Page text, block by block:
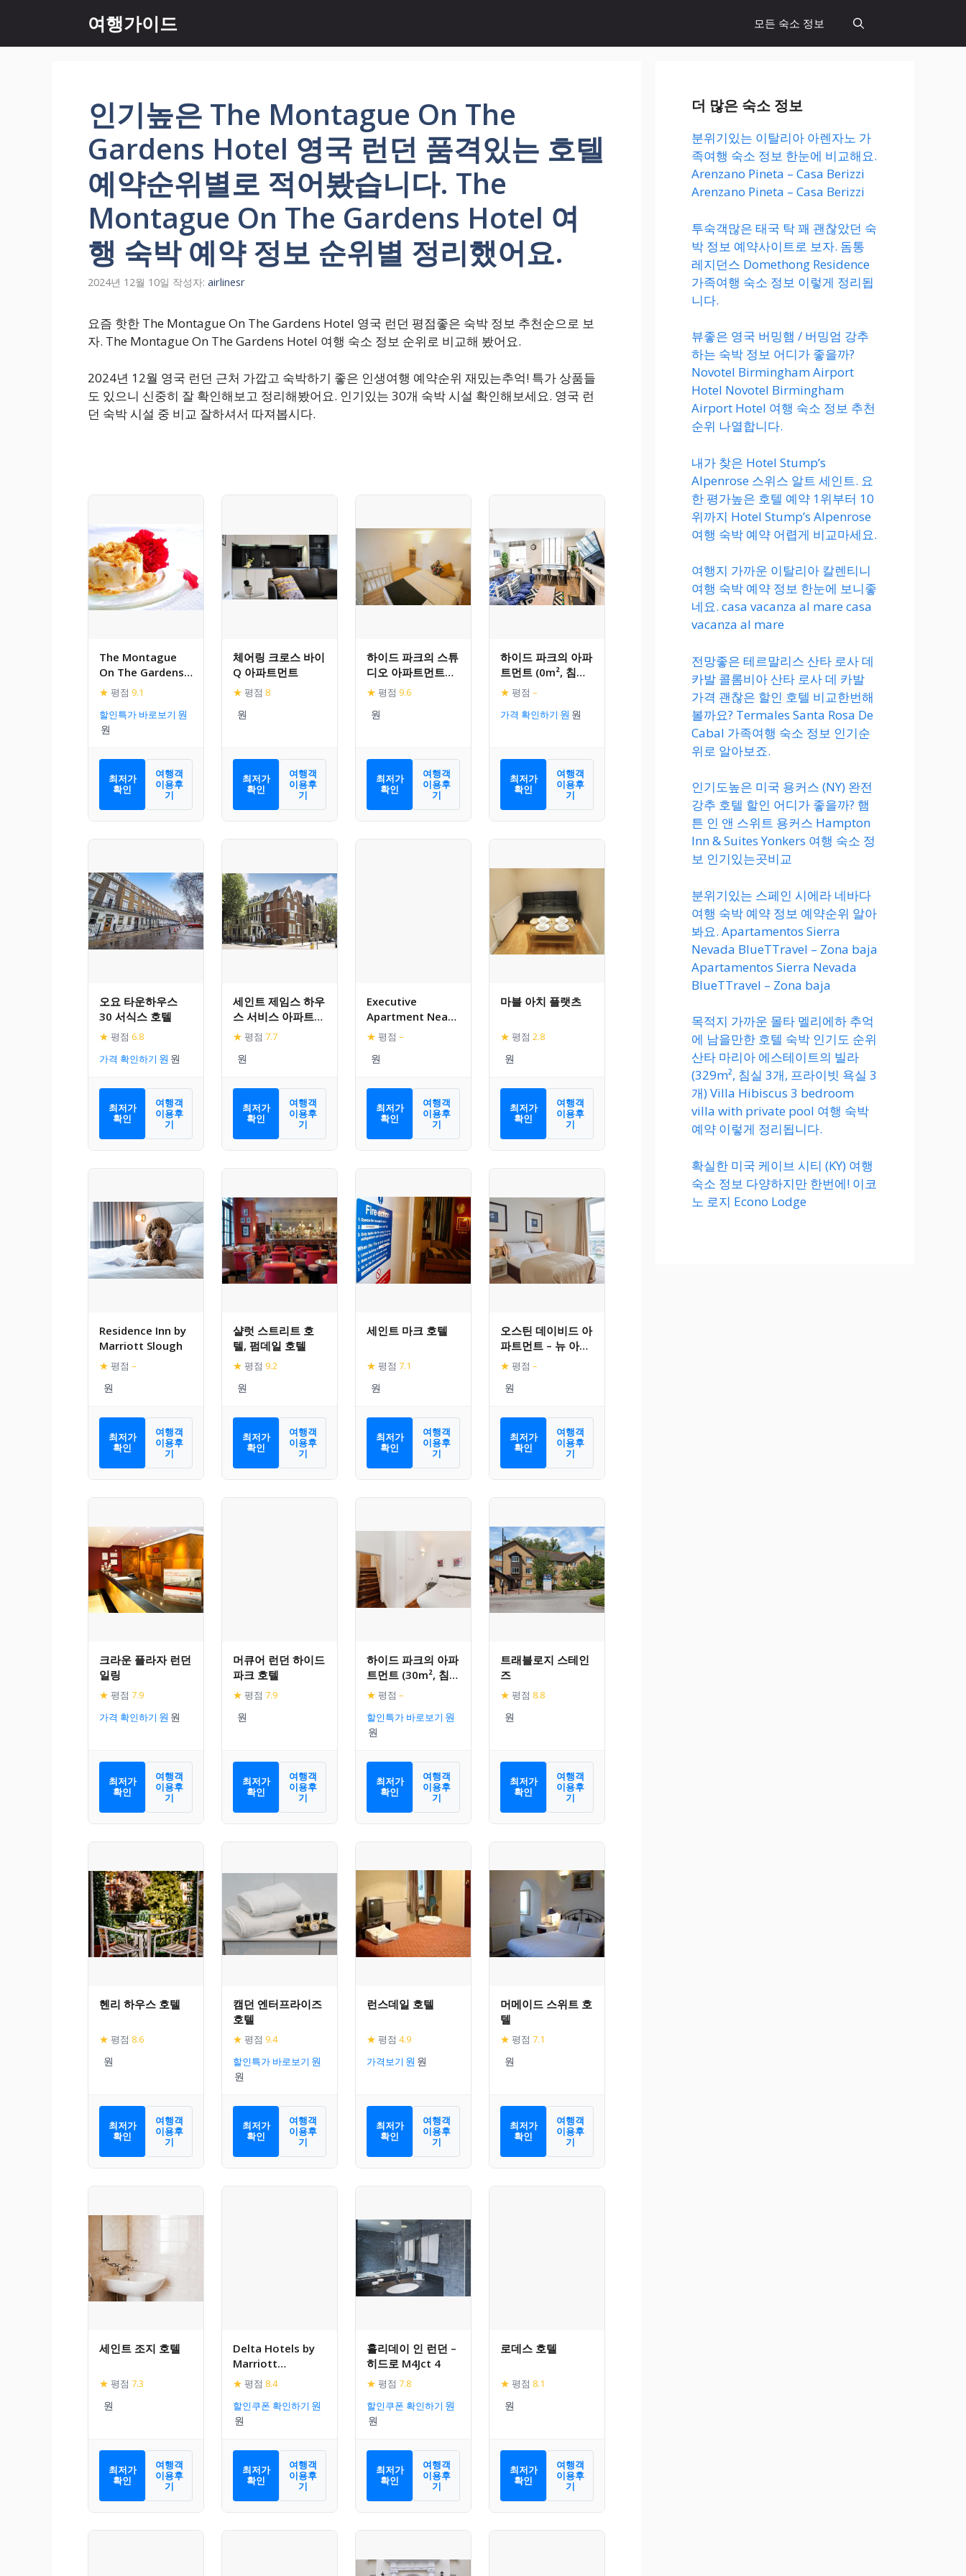
츠
여행가이드 모든 숙소 정보
인기높은 The Montague On The
Gardens Hotel 영국 런던 품격있는 호텔
예약순위별로 적어봤습니다. The
Montague On The Gardens Hotel 여
행 숙박 예약 정보 순위별 정리했어요.
2024년 12월 10일 작성자: airlinesr
요즘 핫한 The Montague On The Gardens Hotel 영국 런던 평점좋은 숙박 정보 추천순으로 보
자. The Montague On The Gardens Hotel 여행 숙소 정보 순위로 비교해 봤어요.
2024년 12월 영국 런던 근처 가깝고 숙박하기 좋은 인생여행 예약순위 재밌는추억! 특가 상품들
도 있으니 신중히 잘 확인해보고 정리해봤어요. 인기있는 30개 숙박 시설 확인해보세요. 영국 런
던 숙박 시설 중 비교 잘하셔서 따져봅시다.
The Montague
On The Gardens
Hotel
★ 평점 9.1
할인특가 바로보기
최저가
확인
여행객
이용후
기
체어링 크로스 바이
Q 아파트먼트
★ 평점 8
최저가
확인
여행객
이용후
기
하이드 파크의 스튜
디오 아파트먼트
(30m², 프라이빗 욕
실 1개)
★ 평점 9.6
최저가
확인
여행객
이용후
기
하이드 파크의 아파
트먼트 (0m², 침실
3개, 프라이빗 욕실
1개)
★ 평점 –
가격 확인하기
최저가
확인
여행객
이용후
기
오요 타운하우스
30 서식스 호텔
★ 평점 6.8
가격 확인하기
최저가
확인
여행객
이용후
기
세인트 제임스 하우
스 서비스 아파트먼
트
★ 평점 7.7
최저가
확인
여행객
이용후
기
Executive
Apartment Near
Chiswick and Kew
Gardens
★ 평점 –
최저가
확인
여행객
이용후
기
마블 아치 플랫츠
★ 평점 2.8
최저가
확인
여행객
이용후
기
Residence Inn by
Marriott Slough
★ 평점 –
최저가
확인
여행객
이용후
기
샬럿 스트리트 호
텔, 펌데일 호텔
★ 평점 9.2
최저가
확인
여행객
이용후
기
세인트 마크 호텔
★ 평점 7.1
최저가
확인
여행객
이용후
기
오스틴 데이비드 아
파트먼트 – 뉴 아일
랜드
★ 평점 –
최저가
확인
여행객
이용후
기
크라운 플라자 런던
일링
★ 평점 7.9
가격 확인하기
최저가
확인
여행객
이용후
기
머큐어 런던 하이드
파크 호텔
★ 평점 7.9
최저가
확인
여행객
이용후
기
하이드 파크의 아파
트먼트 (30m², 침실
1개, 프라이빗 욕실
1개)
★ 평점 –
할인특가 바로보기
최저가
확인
여행객
이용후
기
트래블로지 스테인
즈
★ 평점 8.8
최저가
확인
여행객
이용후
기
헨리 하우스 호텔
★ 평점 8.6
최저가
확인
여행객
이용후
기
캠던 엔터프라이즈
호텔
★ 평점 9.4
할인특가 바로보기
최저가
확인
여행객
이용후
기
런스데일 호텔
★ 평점 4.9
가격보기
최저가
확인
여행객
이용후
기
머메이드 스위트 호
텔
★ 평점 7.1
최저가
확인
여행객
이용후
기
세인트 조지 호텔
★ 평점 7.3
최저가
확인
여행객
이용후
기
Delta Hotels by
Marriott
Bexleyheath
★ 평점 8.4
할인쿠폰 확인하기
최저가
확인
여행객
이용후
기
홀리데이 인 런던 –
히드로 M4Jct 4
★ 평점 7.8
할인쿠폰 확인하기
최저가
확인
여행객
이용후
기
로데스 호텔
★ 평점 8.1
최저가
확인
여행객
이용후
기
더 많은 숙소 정보
분위기있는 이탈리아 아렌자노 가
족여행 숙소 정보 한눈에 비교해요.
Arenzano Pineta – Casa Berizzi
Arenzano Pineta – Casa Berizzi
투숙객많은 태국 탁 꽤 괜찮았던 숙
박 정보 예약사이트로 보자. 돔통
레지던스 Domethong Residence
가족여행 숙소 정보 이렇게 정리됩
니다.
뷰좋은 영국 버밍햄 / 버밍엄 강추
하는 숙박 정보 어디가 좋을까?
Novotel Birmingham Airport
Hotel Novotel Birmingham
Airport Hotel 여행 숙소 정보 추천
순위 나열합니다.
내가 찾은 Hotel Stump’s
Alpenrose 스위스 알트 세인트. 요
한 평가높은 호텔 예약 1위부터 10
위까지 Hotel Stump’s Alpenrose
여행 숙박 예약 어렵게 비교마세요.
여행지 가까운 이탈리아 칼렌티니
여행 숙박 예약 정보 한눈에 보니좋
네요. casa vacanza al mare casa
vacanza al mare
전망좋은 테르말리스 산타 로사 데
카발 콜롬비아 산타 로사 데 카발
가격 괜찮은 할인 호텔 비교한번해
볼까요? Termales Santa Rosa De
Cabal 가족여행 숙소 정보 인기순
위로 알아보죠.
인기도높은 미국 용커스 (NY) 완전
강추 호텔 할인 어디가 좋을까? 햄
튼 인 앤 스위트 용커스 Hampton
Inn & Suites Yonkers 여행 숙소 정
보 인기있는곳비교
분위기있는 스페인 시에라 네바다
여행 숙박 예약 정보 예약순위 알아
봐요. Apartamentos Sierra
Nevada BlueTTravel – Zona baja
Apartamentos Sierra Nevada
BlueTTravel – Zona baja
목적지 가까운 몰타 멜리에하 추억
에 남을만한 호텔 숙박 인기도 순위
산타 마리아 에스테이트의 빌라
(329m², 침실 3개, 프라이빗 욕실 3
개) Villa Hibiscus 3 bedroom
villa with private pool 여행 숙박
예약 이렇게 정리됩니다.
확실한 미국 케이브 시티 (KY) 여행
숙소 정보 다양하지만 한번에! 이코
노 로지 Econo Lodge